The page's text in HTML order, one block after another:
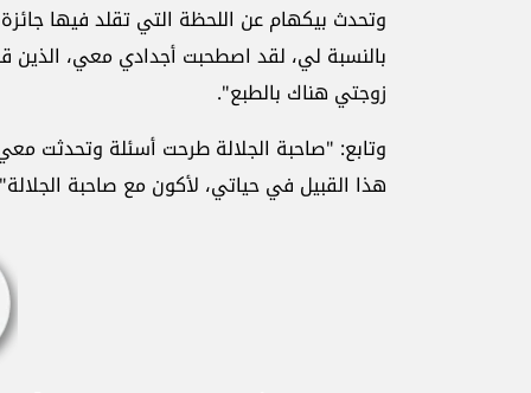
وتحدث بيكهام عن اللحظة التي تقلد فيها
بالنسبة لي، لقد اصطحبت أجدادي معي، الذين
زوجتي هناك بالطبع".
وتابع: "صاحبة الجلالة طرحت أسئلة وتحدثت
هذا القبيل في حياتي، لأكون مع صاحبة